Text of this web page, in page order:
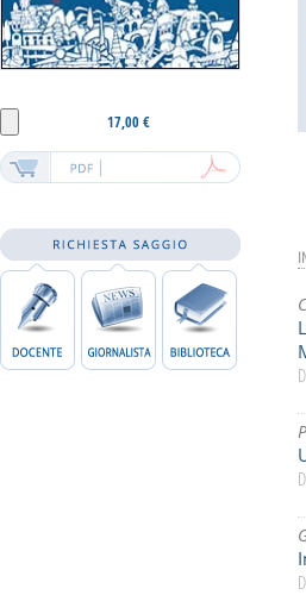
17,00 €